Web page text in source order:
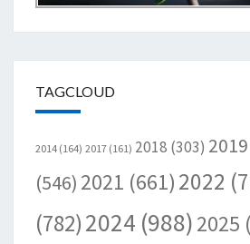
TAGCLOUD
2014 (164) 2017 (161) 2018 (303) 2019
(546) 2021 (661) 2022
(782)2024 (988) 2025